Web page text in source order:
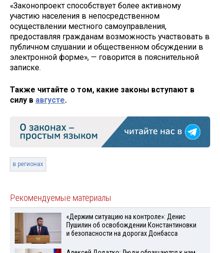
«Законопроект способствует более активному
участию населения в непосредственном
осуществлении местного самоуправления,
предоставляя гражданам возможность участвовать в
публичном слушании и общественном обсуждении в
электронной форме», — говорится в пояснительной
записке.
Также читайте о том, какие законы вступают в
силу в августе.
в регионах
Рекомендуемые материалы
«Держим ситуацию на контроле»: Денис
Пушилин об освобождении Константиновки
и безопасности на дорогах Донбасса